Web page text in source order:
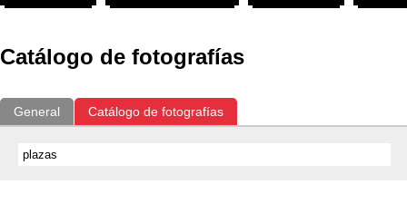
Catálogo de fotografías
General Catálogo de fotografías